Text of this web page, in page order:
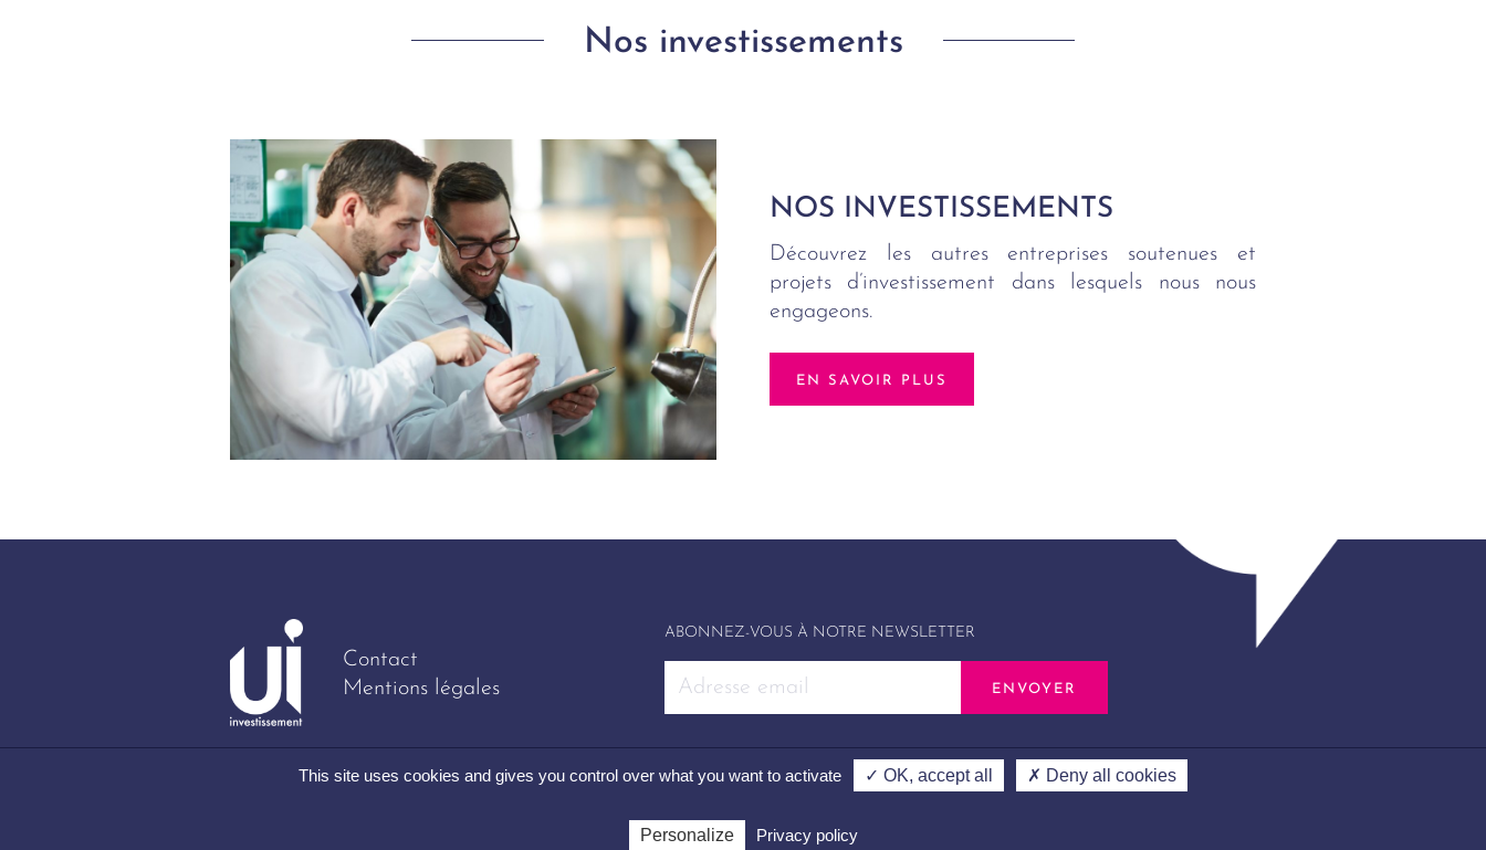
Nos investissements
NOS INVESTISSEMENTS
Découvrez les autres entreprises soutenues et
projets d’investissement dans lesquels nous nous
engageons.
EN SAVOIR PLUS
Contact
Mentions légales
ABONNEZ-VOUS À NOTRE NEWSLETTER
This site uses cookies and gives you control over what you want to activate ✓ OK, accept all ✗ Deny all cookies
Personalize Privacy policy